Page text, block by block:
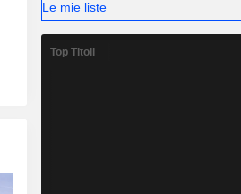
Le mie liste
Top Titoli